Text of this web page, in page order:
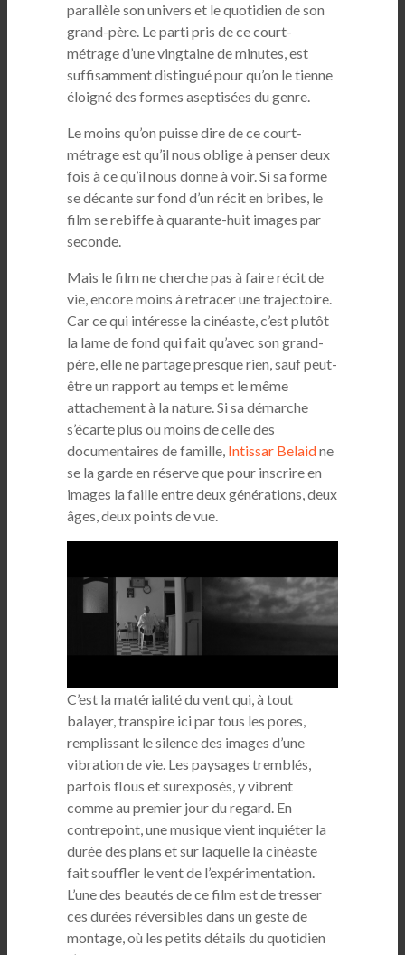
parallèle son univers et le quotidien de son
grand-père. Le parti pris de ce court-
métrage d’une vingtaine de minutes, est
suffisamment distingué pour qu’on le tienne
éloigné des formes aseptisées du genre.
Le moins qu’on puisse dire de ce court-
métrage est qu’il nous oblige à penser deux
fois à ce qu’il nous donne à voir. Si sa forme
se décante sur fond d’un récit en bribes, le
film se rebiffe à quarante-huit images par
seconde.
Mais le film ne cherche pas à faire récit de
vie, encore moins à retracer une trajectoire.
Car ce qui intéresse la cinéaste, c’est plutôt
la lame de fond qui fait qu’avec son grand-
père, elle ne partage presque rien, sauf peut-
être un rapport au temps et le même
attachement à la nature. Si sa démarche
s’écarte plus ou moins de celle des
documentaires de famille, Intissar Belaidne
se la garde en réserve que pour inscrire en
images la faille entre deux générations, deux
âges, deux points de vue.
C’est la matérialité du vent qui, à tout
balayer, transpire ici par tous les pores,
remplissant le silence des images d’une
vibration de vie. Les paysages tremblés,
parfois flous et surexposés, y vibrent
comme au premier jour du regard. En
contrepoint, une musique vient inquiéter la
durée des plans et sur laquelle la cinéaste
fait souffler le vent de l’expérimentation.
L’une des beautés de ce film est de tresser
ces durées réversibles dans un geste de
montage, où les petits détails du quotidien